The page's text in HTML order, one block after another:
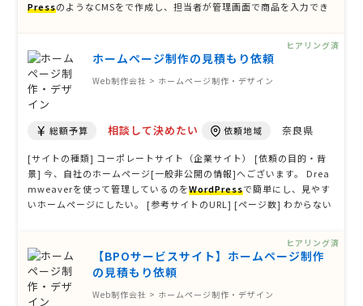
PressのようなCMSをで作成し、担当者が管理画面で商品を入力でき
ホームページ制作の見積もり依頼
Web制作会社 > ホームページ制作・デザイン
総額予算 相談して決めたい 依頼地域 奈良県
[サイトの種類] コーポレートサイト（企業サイト） [依頼の目的・背
景] 今、自社のホームページ[一般非公開の情報]へございます。 Drea
mweaverを使って管理しているのをWordPressで簡単にし、見やす
いホームページにしたい。 [参考サイトのURL] [ページ数] わからない
ヒアリング済
【BPOサービスサイト】ホームページ制作
の見積もり依頼
Web制作会社 > ホームページ制作・デザイン
ヒアリング済